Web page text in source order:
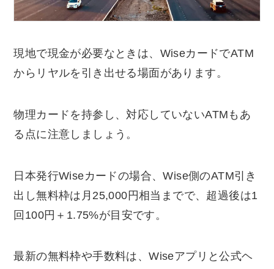
現地で現金が必要なときは、WiseカードでATM
からリヤルを引き出せる場面があります。
物理カードを持参し、対応していないATMもあ
る点に注意しましょう。
日本発行Wiseカードの場合、Wise側のATM引き
出し無料枠は月25,000円相当までで、超過後は1
回100円＋1.75%が目安です。
最新の無料枠や手数料は、Wiseアプリと公式ヘ